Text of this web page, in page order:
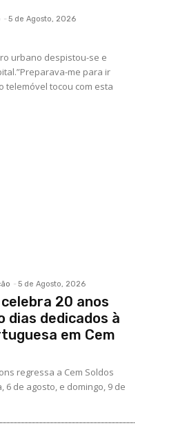
- 5 de Agosto, 2026
urbano despistou-se e
me para ir
telemóvel tocou com esta
- 5 de Agosto, 2026
celebra 20 anos
dias dedicados à
em Cem
regressa a Cem Soldos
6 de agosto, e domingo, 9 de